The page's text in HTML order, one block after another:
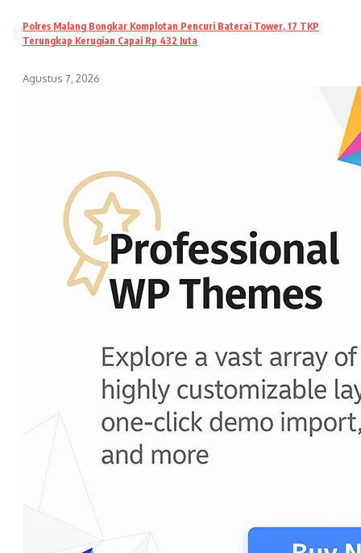
Polres Malang Bongkar Komplotan Pencuri Baterai Tower, 17 TKP
Terungkap Kerugian Capai Rp 432 Juta
Agustus 7, 2026